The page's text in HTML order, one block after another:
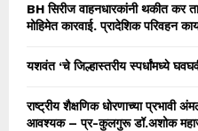
BH सिरीज वाहनधारकांनी थकीत कर
मोहिमेत कारवाई. प्रादेशिक परिवहन
यशवंत ‘चे जिल्हास्तरीय स्पर्धांमध्ये
राष्ट्रीय शैक्षणिक धोरणाच्या प्रभावी
आवश्यक – प्र-कुलगुरू डॉ.अशोक